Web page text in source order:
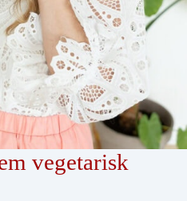
vegetarisk